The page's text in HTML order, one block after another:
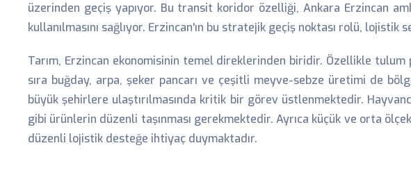
üzerinden geçiş yapıyor. Bu transit koridor özelliği, Ankara Erzincan
kullanılmasını sağlıyor. Erzincan'ın bu stratejik geçiş noktası rolü,
Tarım, Erzincan ekonomisinin temel direklerinden biridir. Özellikle
sıra buğday, arpa, şeker pancarı ve çeşitli meyve-sebze üretimi de
büyük şehirlere ulaştırılmasında kritik bir görev üstlenmektedir.
gibi ürünlerin düzenli taşınması gerekmektedir. Ayrıca küçük ve orta
düzenli lojistik desteğe ihtiyaç duymaktadır.